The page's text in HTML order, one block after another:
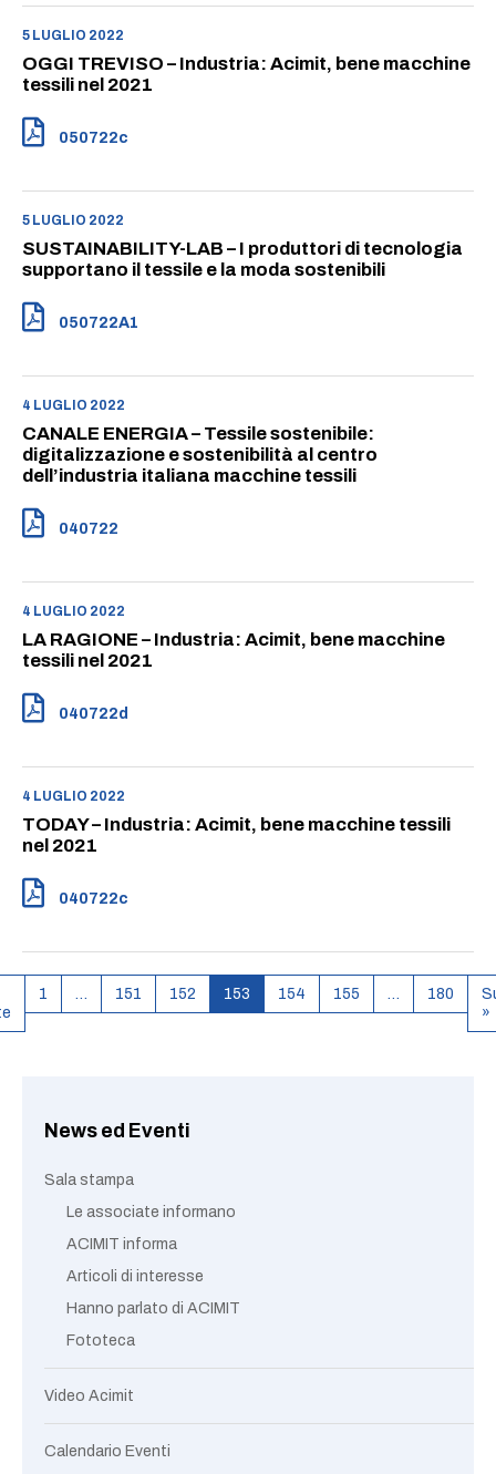
5 LUGLIO 2022
OGGI TREVISO – Industria: Acimit, bene macchine
tessili nel 2021
050722c
5 LUGLIO 2022
SUSTAINABILITY-LAB – I produttori di tecnologia
supportano il tessile e la moda sostenibili
050722A1
4 LUGLIO 2022
CANALE ENERGIA – Tessile sostenibile:
digitalizzazione e sostenibilità al centro
dell’industria italiana macchine tessili
040722
4 LUGLIO 2022
LA RAGIONE – Industria: Acimit, bene macchine
tessili nel 2021
040722d
4 LUGLIO 2022
TODAY – Industria: Acimit, bene macchine tessili
nel 2021
040722c
1 … 151 152 153 154 155 … 180
»
News ed Eventi
Sala stampa
Le associate informano
ACIMIT informa
Articoli di interesse
Hanno parlato di ACIMIT
Fototeca
Video Acimit
Calendario Eventi